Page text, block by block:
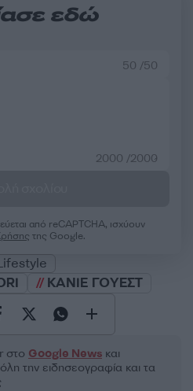
εδώ
50 /50
2000 /2000
από reCAPTCHA, ισχύουν
της Google.
ΚΑΝΙΕ ΓΟΥΕΣΤ
στο Google News και
την ειδησεογραφία και τα